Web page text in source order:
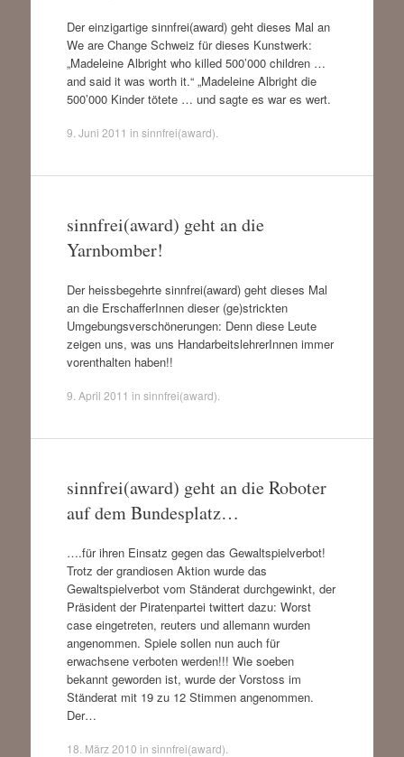
Der einzigartige sinnfrei(award) geht dieses Mal an
We are Change Schweiz für dieses Kunstwerk:
„Madeleine Albright who killed 500’000 children …
and said it was worth it.“ „Madeleine Albright die
500’000 Kinder tötete … und sagte es war es wert.
9. Juni 2011 in sinnfrei(award)
sinnfrei(award) geht an die
Yarnbomber!
Der heissbegehrte sinnfrei(award) geht dieses Mal
an die ErschafferInnen dieser (ge)strickten
Umgebungsverschönerungen: Denn diese Leute
zeigen uns, was uns HandarbeitslehrerInnen immer
vorenthalten haben!!
9. April 2011 in sinnfrei(award)
sinnfrei(award) geht an die Roboter
auf dem Bundesplatz…
….für ihren Einsatz gegen das Gewaltspielverbot!
Trotz der grandiosen Aktion wurde das
Gewaltspielverbot vom Ständerat durchgewinkt, der
Präsident der Piratenpartei twittert dazu: Worst
case eingetreten, reuters und allemann wurden
angenommen. Spiele sollen nun auch für
erwachsene verboten werden!!! Wie soeben
bekannt geworden ist, wurde der Vorstoss im
Ständerat mit 19 zu 12 Stimmen angenommen.
Der…
18. März 2010 in sinnfrei(award)